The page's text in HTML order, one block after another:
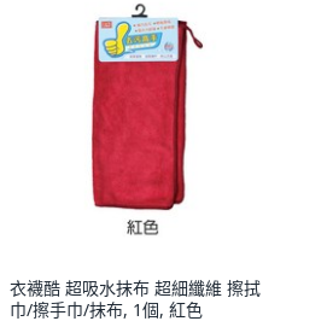
衣襪酷 超吸水抹布 超細纖維 擦拭
巾/擦手巾/抹布, 1個, 紅色